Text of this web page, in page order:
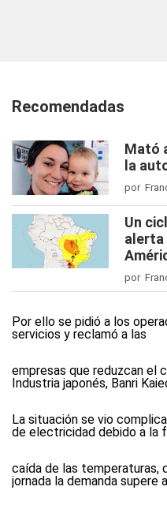
Recomendadas
Mató
la
por
Un
alerta
por
Por ello se pidió a los
servicios y reclamó a las
empresas que reduzcan el
Industria japonés, Banri
La situación se vio
de electricidad debido a la
caída de las temperaturas,
jornada la demanda supere